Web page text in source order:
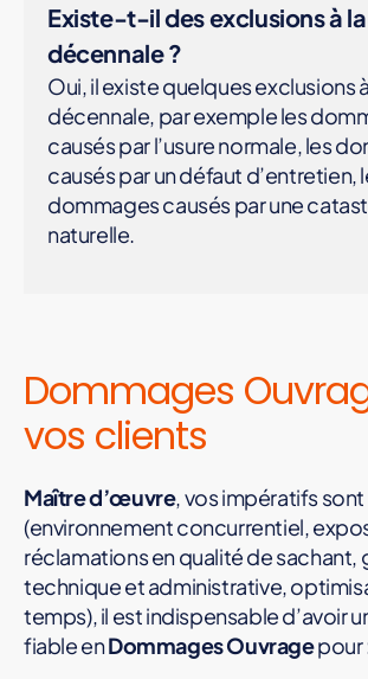
Existe-t-il des exclusions à
décennale ?
Oui, il existe quelques exclusions
décennale, par exemple les
causés par l’usure normale, les
causés par un défaut d’entretien,
dommages causés par une
naturelle.
Dommages
vos clients
Maître d’œuvre, vos impératifs
(environnement concurrentiel,
réclamations en qualité de sachant,
technique et administrative,
temps), il est indispensable d’avoir
fiable enDommages Ouvragepour